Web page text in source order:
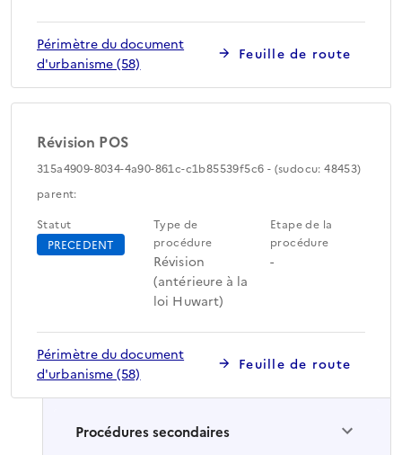
Périmètre du document
d'urbanisme (58)
Feuille de route
Révision POS
315a4909-8034-4a90-861c-c1b85539f5c6 - (sudocu: 48453)
parent:
Statut
PRECEDENT
Type de
procédure
Révision
(antérieure à la
loi Huwart)
Etape de la
procédure
-
Périmètre du document
d'urbanisme (58)
Feuille de route
Procédures secondaires